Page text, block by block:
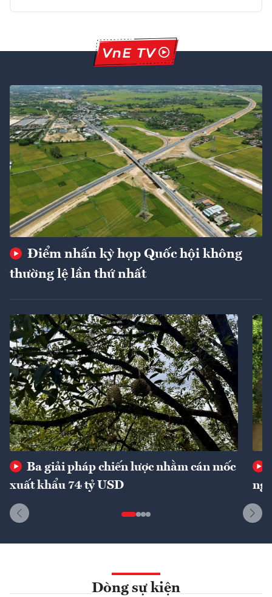
Điểm nhấn kỳ họp Quốc hội không
thường lệ lần thứ nhất
Ba giải pháp chiến lược nhằm cán mốc
xuất khẩu 74 tỷ USD
Dòng sự kiện